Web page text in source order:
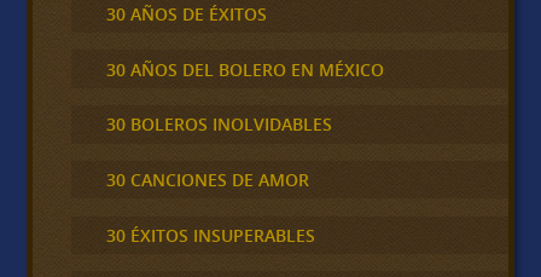
30 AÑOS DE ÉXITOS
30 AÑOS DEL BOLERO EN MÉXICO
30 BOLEROS INOLVIDABLES
30 CANCIONES DE AMOR
30 ÉXITOS INSUPERABLES